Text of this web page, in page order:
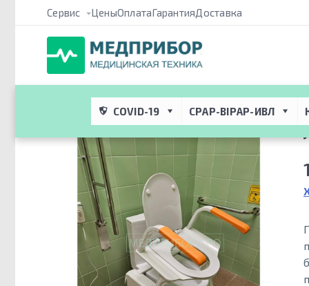
Сервис ЦеныОплатаГарантияДоставка
COVID-19 CPAP-BIPAP-ИВЛ
подъемник санитарный